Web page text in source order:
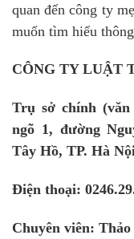
quan đến công ty
muốn tìm hiểu
CÔNG TY LUẬT
Trụ sở chính
ngõ 1, đường
Tây Hồ, TP. Hà
Điện thoại:
Chuyên viên: